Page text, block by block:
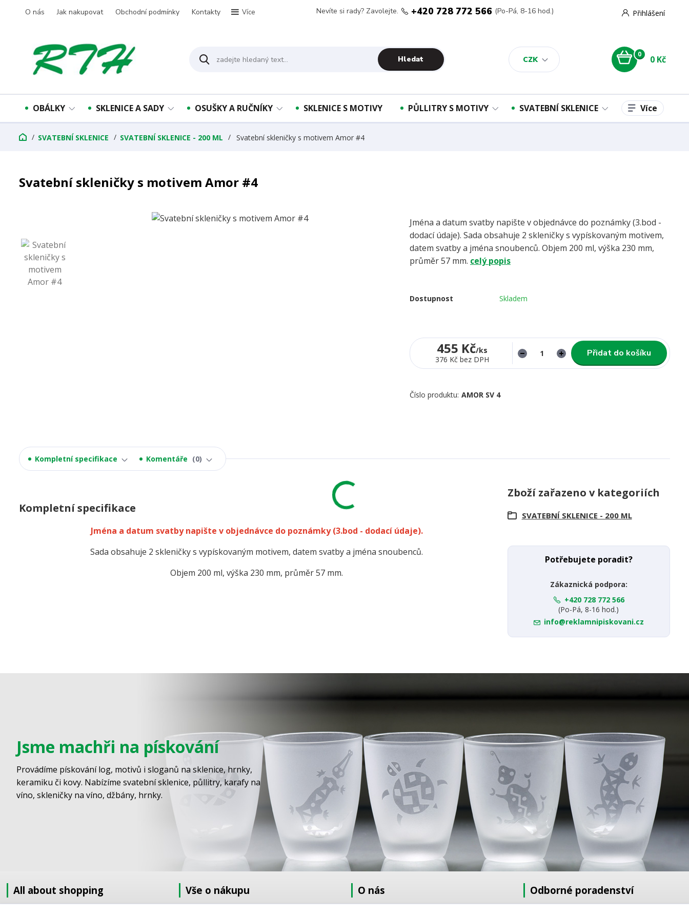
O nás Jak nakupovat Obchodní podmínky Kontakty Více
CZK
Přihlášení
Hledat
Nevíte si rady? Zavolejte. +420 728 772 566 (Po-Pá, 8-16 hod.)
0 0 Kč
OBÁLKY SKLENICE A SADY OSUŠKY A RUČNÍKY SKLENICE S MOTIVY PŮLLITRY S MOTIVY SVATEBNÍ SKLENICE Více
SVATEBNÍ SKLENICE SVATEBNÍ SKLENICE - 200 ML Svatební skleničky s motivem Amor #4
Svatební skleničky s motivem Amor #4
Jména a datum svatby napište v objednávce do poznámky (3.bod -
dodací údaje). Sada obsahuje 2 skleničky s vypískovaným motivem,
datem svatby a jména snoubenců. Objem 200 ml, výška 230 mm,
průměr 57 mm. celý popis
Dostupnost Skladem
455 Kč/ks
376 Kč bez DPH
Přidat do košíku
Číslo produktu: AMOR SV 4
Kompletní specifikace Komentáře 0
Kompletní specifikace
Jména a datum svatby napište v objednávce do poznámky(3.bod - dodací údaje).
Sada obsahuje 2 skleničky s vypískovaným motivem, datem svatby a jména snoubenců.
Objem 200 ml, výška 230 mm, průměr 57 mm.
Zboží zařazeno v kategoriích
SVATEBNÍ SKLENICE - 200 ML
Potřebujete poradit?
Zákaznická podpora:
+420 728 772 566
(Po-Pá, 8-16 hod.)
info@reklamnipiskovani.cz
Jsme machři na pískování
Provádíme pískování log, motivů i sloganů na sklenice, hrnky,
keramiku či kovy. Nabízíme svatební sklenice, půllitry, karafy na
víno, skleničky na víno, džbány, hrnky.
All about shopping Vše o nákupu O nás Odborné poradenství